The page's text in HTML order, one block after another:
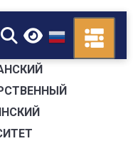
▼